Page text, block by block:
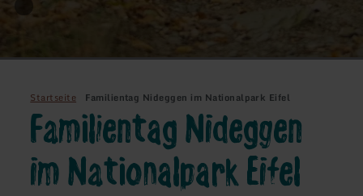
Startseite Familientag Nideggen im Nationalpark Eifel
Familientag Nideggen
im Nationalpark Eifel